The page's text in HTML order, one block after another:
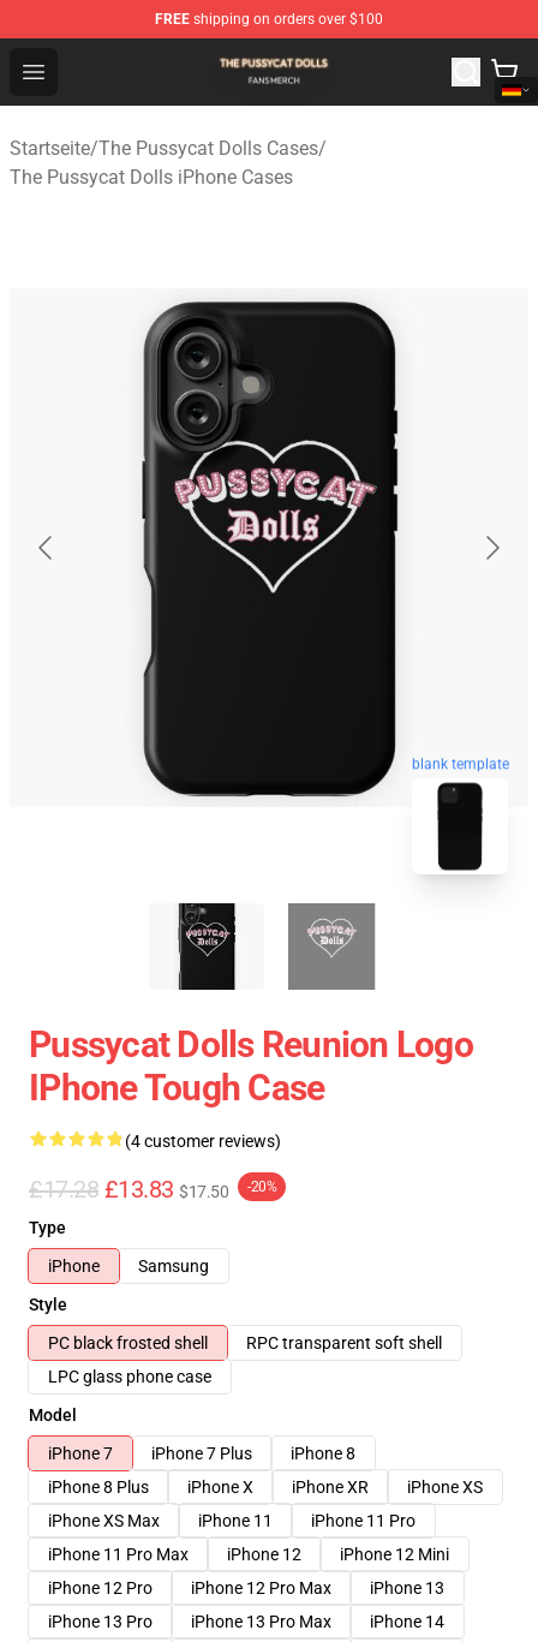
FREE shipping on orders over $100
Open menu
The Pussycat Dolls Shop - Official The Pussycat Dolls
Startseite/The Pussycat Dolls Cases/
The Pussycat Dolls iPhone Cases
blank template
Pussycat Dolls Reunion Logo
IPhone Tough Case
(4 customer reviews)
£17.28 £13.83 $17.50 -20%
Type
iPhone
Samsung
Style
PC black frosted shell
RPC transparent soft shell
LPC glass phone case
Model
iPhone 7
iPhone 7 Plus
iPhone 8
iPhone 8 Plus
iPhone X iPhone XR
iPhone XS
iPhone XS Max
iPhone 11
iPhone 11 Pro
iPhone 11 Pro Max
iPhone 12
iPhone 12 Mini
iPhone 12 Pro
iPhone 12 Pro Max
iPhone 13
iPhone 13 Pro
iPhone 13 Pro Max
iPhone 14